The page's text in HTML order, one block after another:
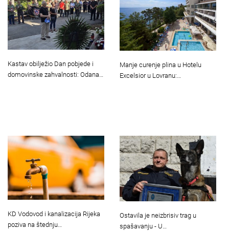
Kastav obilježio Dan pobjede i
domovinske zahvalnosti: Odana…
Manje curenje plina u Hotelu
Excelsior u Lovranu:…
KD Vodovod i kanalizacija Rijeka
poziva na štednju…
Ostavila je neizbrisiv trag u
spašavanju - U…